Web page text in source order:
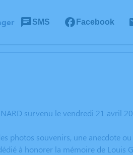
SMS Facebook
survenu le vendredi 21 avril
photos souvenirs, une anecdote
à honorer la mémoire de Louis